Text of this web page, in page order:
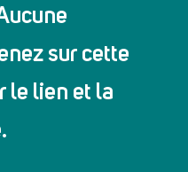
sur cette
le lien et la